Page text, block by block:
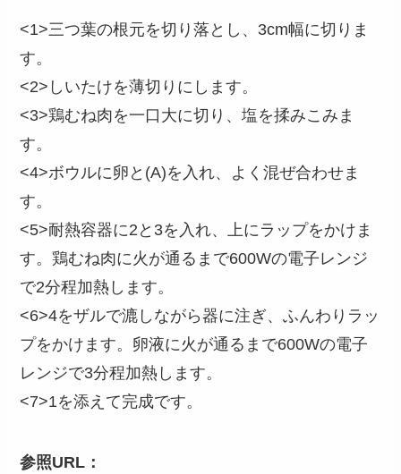
<1>三つ葉の根元を切り落とし、3cm幅に切りま
す。
<2>しいたけを薄切りにします。
<3>鶏むね肉を一口大に切り、塩を揉みこみま
す。
<4>ボウルに卵と(A)を入れ、よく混ぜ合わせま
す。
<5>耐熱容器に2と3を入れ、上にラップをかけま
す。鶏むね肉に火が通るまで600Wの電子レンジ
で2分程加熱します。
<6>4をザルで漉しながら器に注ぎ、ふんわりラッ
プをかけます。卵液に火が通るまで600Wの電子
レンジで3分程加熱します。
<7>1を添えて完成です。
参照URL：